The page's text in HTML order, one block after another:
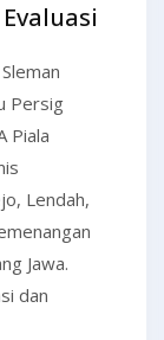
Persig
Piala
Lendah,
Jawa.
dan